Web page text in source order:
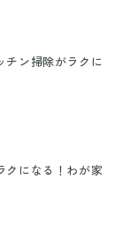
チン掃除がラクに
クになる！わが家